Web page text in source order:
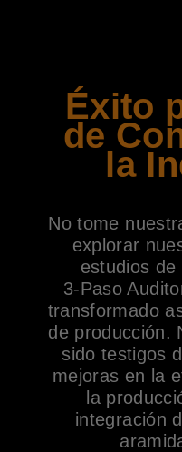
Éxito
de
la
No tome
explorar
estudios
3-Paso
transformado
de producción.
sido testigos
mejoras en la
la
integración